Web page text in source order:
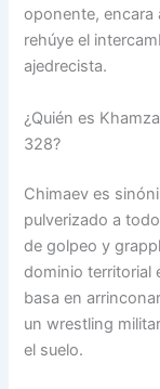
oponente, encara
rehúye el
ajedrecista.
¿Quién es
328?
Chimaev es
pulverizado a
de golpeo y
dominio territorial
basa en
un wrestling
el suelo.